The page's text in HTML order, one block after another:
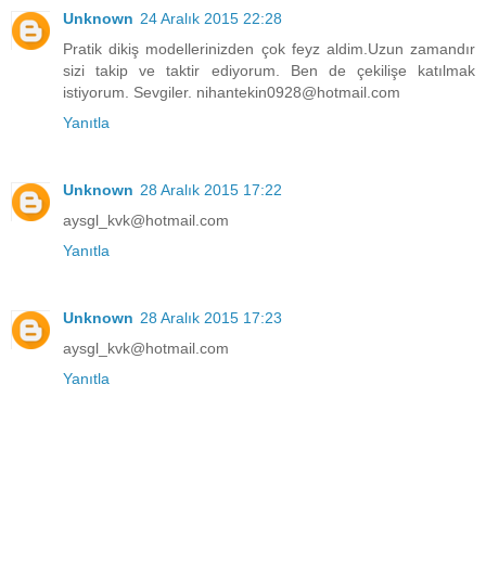
Unknown 24 Aralık 2015 22:28
Pratik dikiş modellerinizden çok feyz aldim.Uzun zamandır
sizi takip ve taktir ediyorum. Ben de çekilişe katılmak
istiyorum. Sevgiler. nihantekin0928@hotmail.com
Yanıtla
Unknown 28 Aralık 2015 17:22
aysgl_kvk@hotmail.com
Yanıtla
Unknown 28 Aralık 2015 17:23
aysgl_kvk@hotmail.com
Yanıtla